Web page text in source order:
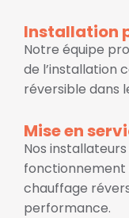
Installation
Notre équipe
de l’installation
réversible dans
Mise en
Nos
fonctionnement
chauffage
performance.